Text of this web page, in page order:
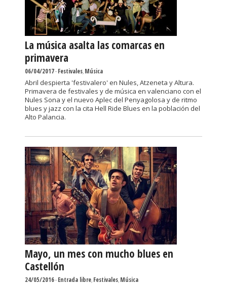
La música asalta las comarcas en
primavera
06/04/2017-Festivales,Música
Abril despierta 'festivalero' en Nules, Atzeneta y Altura.
Primavera de festivales y de música en valenciano con el
Nules Sona y el nuevo Aplec del Penyagolosa y de ritmo
blues y jazz con la cita Hell Ride Blues en la población del
Alto Palancia.
Mayo, un mes con mucho blues en
Castellón
24/05/2016-Entrada libre,Festivales,Música